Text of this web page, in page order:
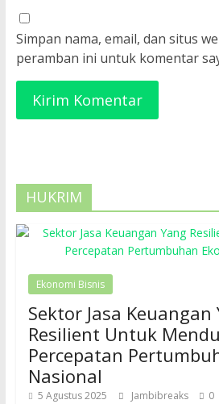
Simpan nama, email, dan situs
peramban ini untuk komentar
HUKRIM
Ekonomi Bisnis
Sektor Jasa Keuangan
Resilient Untuk
Percepatan
Nasional
5 Agustus 2025 Jambibreaks 0